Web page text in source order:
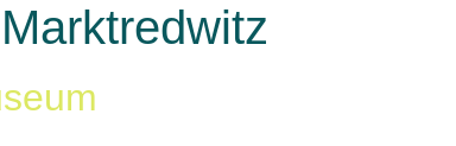
Marktredwitz